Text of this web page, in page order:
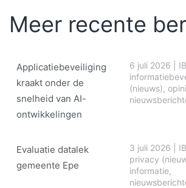
Meer recente
Applicatiebeveiliging
kraakt onder de
snelheid van AI-
ontwikkelingen
6 juli 2026
(nieuws),
Evaluatie datalek
gemeente Epe
3 juli 2026
privacy
informatie,